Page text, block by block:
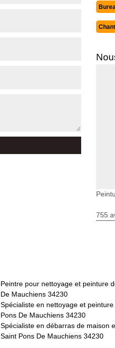
755
Peintre pour nettoyage et peinture
De Mauchiens 34230
Spécialiste en nettoyage et
Pons De Mauchiens 34230
Spécialiste en débarras de maison
Saint Pons De Mauchiens 34230